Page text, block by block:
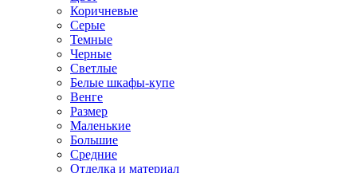
Коричневые
Серые
Темные
Черные
Светлые
Белые шкафы-купе
Венге
Размер
Маленькие
Большие
Средние
Отделка и материал